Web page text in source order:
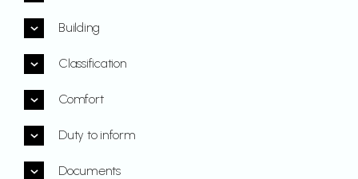
Building
Classification
Comfort
Duty to inform
Documents